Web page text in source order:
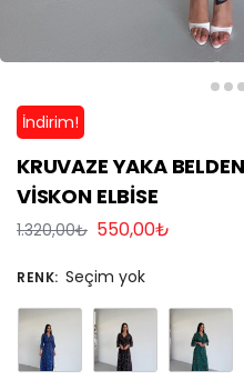
İndirim!
KRUVAZE YAKA
VİSKON ELBİSE
1.320,00₺ 550,00₺
RENK: Seçim yok